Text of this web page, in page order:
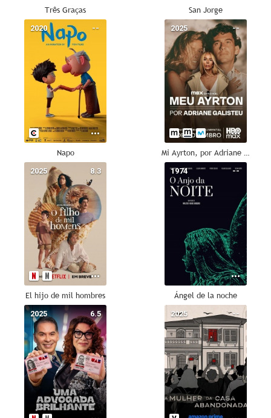
Três Graças San Jorge
--
2020
Napo
--
2025
Mi Ayrton, por Adriane Galisteu
8.3
2025
El hijo de mil hombres
--
1974
Ángel de la noche
6.5
2025 --
2025